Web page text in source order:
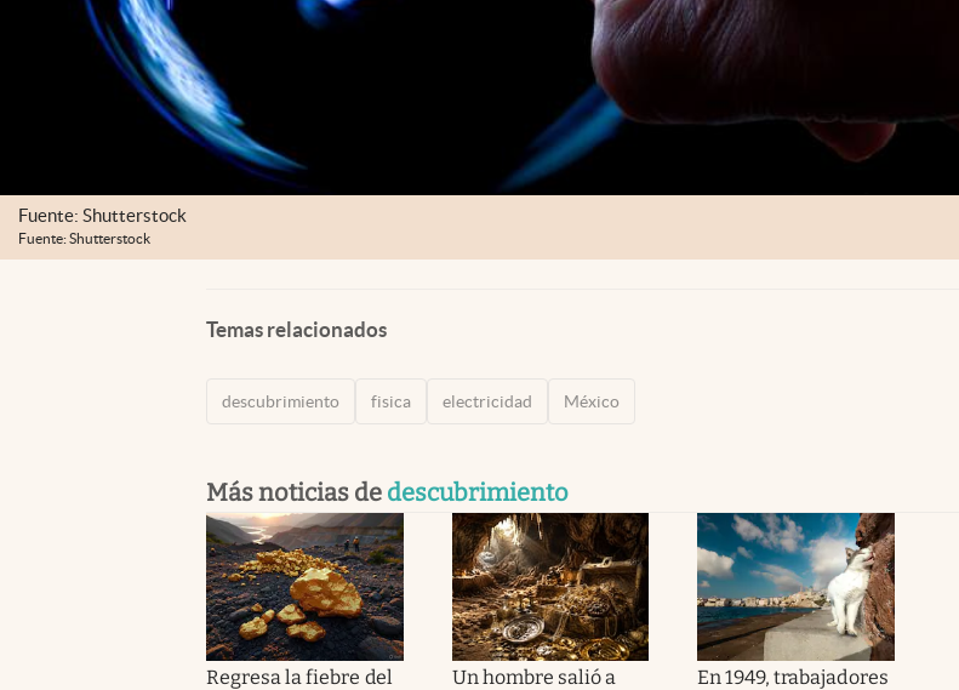
Fuente: Shutterstock
Fuente: Shutterstock
Temas relacionados
descubrimiento fisica electricidad México
Más noticias de descubrimiento
Regresa la fiebre del
Un hombre salió a
En 1949, trabajadores